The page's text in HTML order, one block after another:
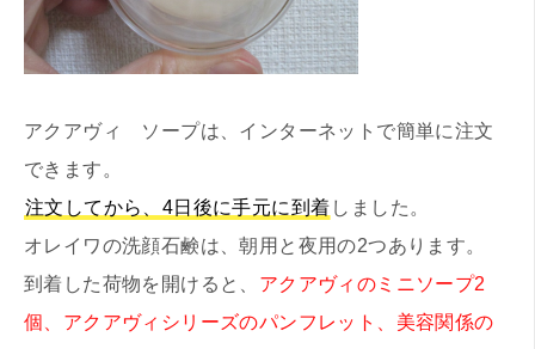
アクアヴィ ソープは、インターネットで簡単に注文
できます。
注文してから、4日後に手元に到着 しました。
オレイワの洗顔石鹸は、朝用と夜用の2つあります。
到着した荷物を開けると、 アクアヴィのミニソープ2
個、アクアヴィシリーズのパンフレット、美容関係の